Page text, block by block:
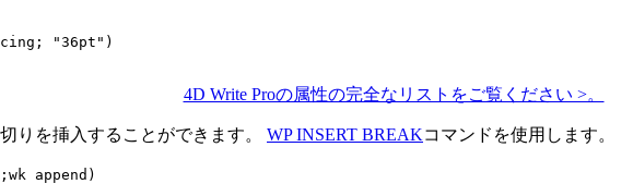
; "36pt")
4D Write Proの属性の完全なリストをご覧ください >。
りを挿入することができます。 WP INSERT BREAKコマンドを使用します。
; wk append )